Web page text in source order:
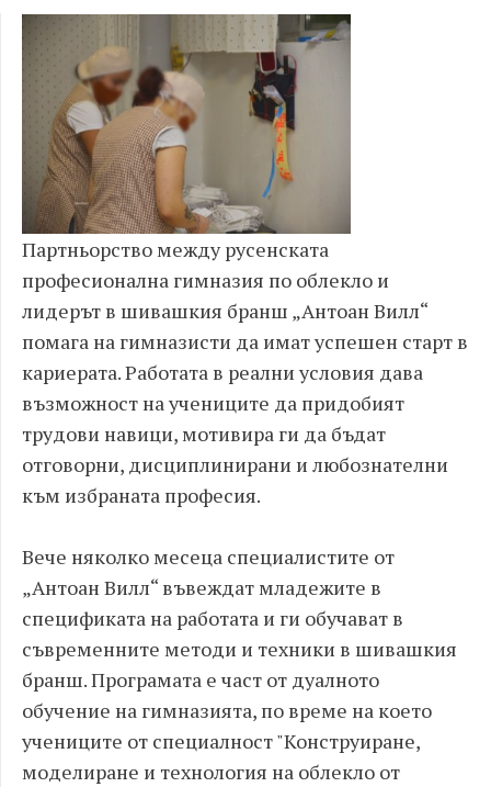
Партньорство между русенската
професионална гимназия по облекло и
лидерът в шивашкия бранш „Антоан Вилл“
помага на гимназисти да имат успешен старт в
кариерата. Работата в реални условия дава
възможност на учениците да придобият
трудови навици, мотивира ги да бъдат
отговорни, дисциплинирани и любознателни
към избраната професия.
Вече няколко месеца специалистите от
„Антоан Вилл“ въвеждат младежите в
спецификата на работата и ги обучават в
съвременните методи и техники в шивашкия
бранш. Програмата е част от дуалното
обучение на гимназията, по време на което
учениците от специалност "Конструиране,
моделиране и технология на облекло от